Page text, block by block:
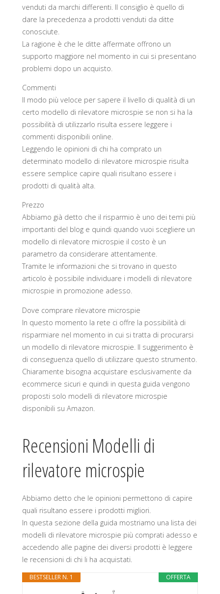
venduti da marchi differenti. Il consiglio è quello di
dare la precedenza a prodotti venduti da ditte
conosciute.
La ragione è che le ditte affermate offrono un
supporto maggiore nel momento in cui si presentano
problemi dopo un acquisto.
Commenti
Il modo più veloce per sapere il livello di qualità di un
certo modello di rilevatore microspie se non si ha la
possibilità di utilizzarlo risulta essere leggere i
commenti disponibili online.
Leggendo le opinioni di chi ha comprato un
determinato modello di rilevatore microspie risulta
essere semplice capire quali risultano essere i
prodotti di qualità alta.
Prezzo
Abbiamo già detto che il risparmio è uno dei temi più
importanti del blog e quindi quando vuoi scegliere un
modello di rilevatore microspie il costo è un
parametro da considerare attentamente.
Tramite le informazioni che si trovano in questo
articolo è possibile individuare i modelli di rilevatore
microspie in promozione adesso.
Dove comprare rilevatore microspie
In questo momento la rete ci offre la possibilità di
risparmiare nel momento in cui si tratta di procurarsi
un modello di rilevatore microspie. Il suggerimento è
di conseguenza quello di utilizzare questo strumento.
Chiaramente bisogna acquistare esclusivamente da
ecommerce sicuri e quindi in questa guida vengono
proposti solo modelli di rilevatore microspie
disponibili su Amazon.
Recensioni Modelli di
rilevatore microspie
Abbiamo detto che le opinioni permettono di capire
quali risultano essere i prodotti migliori.
In questa sezione della guida mostriamo una lista dei
modelli di rilevatore microspie più comprati adesso e
accedendo alle pagine dei diversi prodotti è leggere
le recensioni di chi li ha acquistati.
OFFERTA
BESTSELLER N. 1